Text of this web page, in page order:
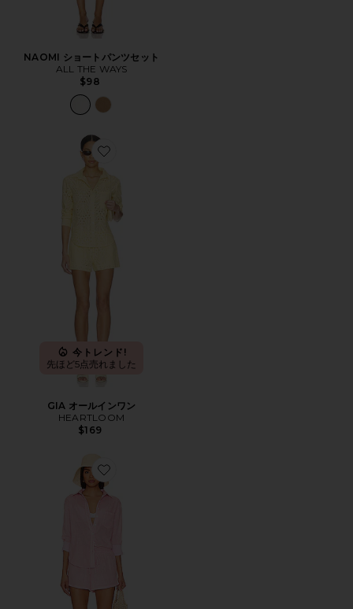
NAOMI ショートパンツセット
ALL THE WAYS
$98
Favorite GIA オールインワン
今トレンド!
先ほど5点売れました
GIA オールインワン
HEARTLOOM
$169
Favorite CLIO セット